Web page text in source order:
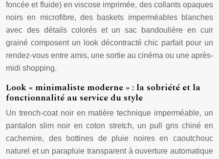
foncée et fluide) en viscose imprimée, des collants opaques
noirs en microfibre, des baskets imperméables blanches
avec des détails colorés et un sac bandoulière en cuir
grainé composent un look décontracté chic parfait pour un
rendez-vous entre amis, une sortie au cinéma ou une après-
midi shopping.
Look « minimaliste moderne » : la sobriété et la
fonctionnalité au service du style
Un trench-coat noir en matière technique imperméable, un
pantalon slim noir en coton stretch, un pull gris chiné en
cachemire, des bottines de pluie noires en caoutchouc
naturel et un parapluie transparent à ouverture automatique